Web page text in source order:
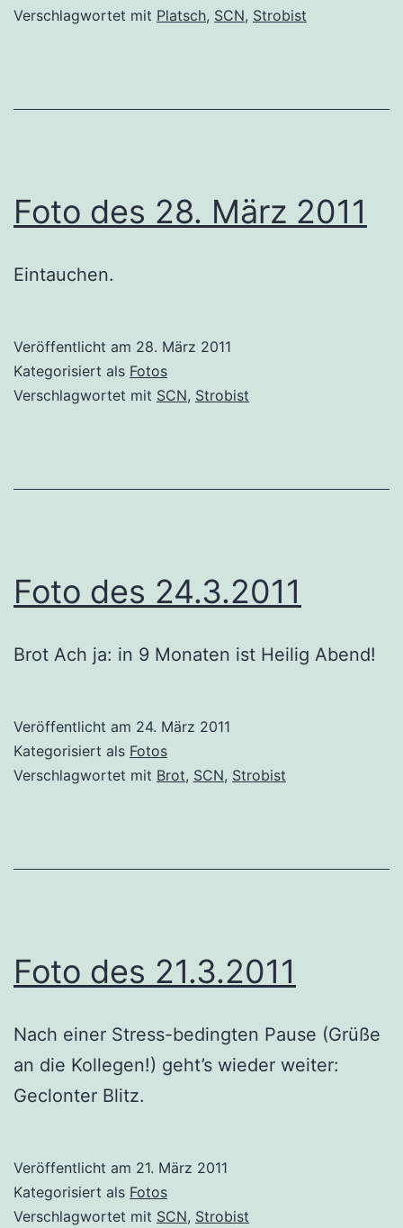
Verschlagwortet mit Platsch, SCN, Strobist
Foto des 28. März 2011
Eintauchen.
Veröffentlicht am 28. März 2011
Kategorisiert als Fotos
Verschlagwortet mit SCN, Strobist
Foto des 24.3.2011
Brot Ach ja: in 9 Monaten ist Heilig Abend!
Veröffentlicht am 24. März 2011
Kategorisiert als Fotos
Verschlagwortet mit Brot, SCN, Strobist
Foto des 21.3.2011
Nach einer Stress-bedingten Pause (Grüße
an die Kollegen!) geht’s wieder weiter:
Geclonter Blitz.
Veröffentlicht am 21. März 2011
Kategorisiert als Fotos
Verschlagwortet mit SCN, Strobist